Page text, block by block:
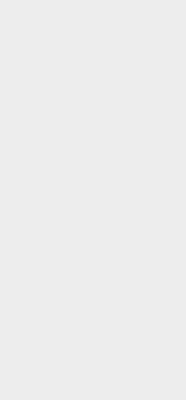
l’Université du Luxembourg est
université du Grand-Duché
Enseignement, recherche et
au plus haut niveau
objectifs.
PLUS